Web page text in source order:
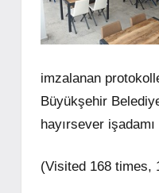
imzalanan
Büyükşehir
hayırsever
(Visited 168 times,